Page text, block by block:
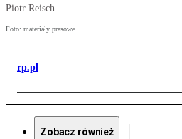
Piotr Reisch
Foto: materiały prasowe
rp.pl
Zobacz również